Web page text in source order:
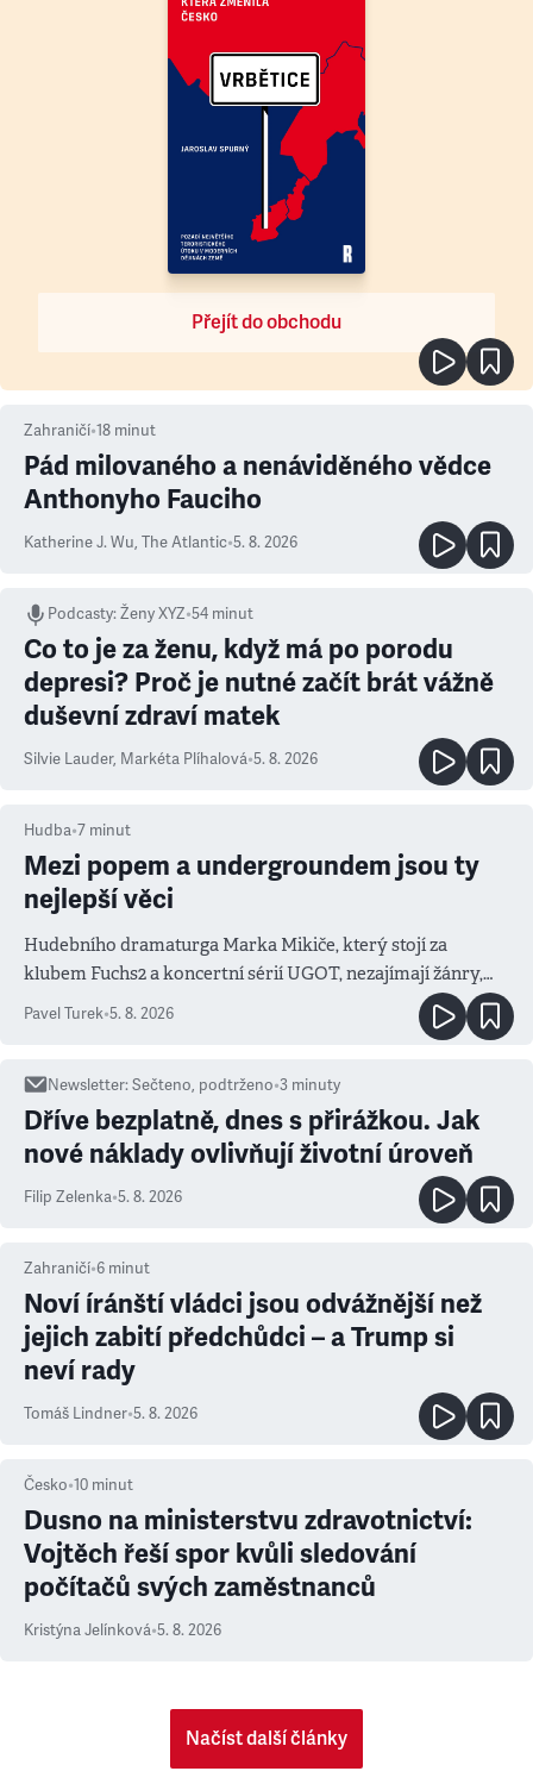
Přejít do obchodu
Zahraničí•18 minut
Pád milovaného a nenáviděného vědce
Anthonyho Fauciho
Katherine J. Wu, The Atlantic•5. 8. 2026
Podcasty:Ženy XYZ•54 minut
Co to je za ženu, když má po porodu
depresi? Proč je nutné začít brát vážně
duševní zdraví matek
Silvie Lauder, Markéta Plíhalová•5. 8. 2026
Hudba•7 minut
Mezi popem a undergroundem jsou ty
nejlepší věci
Hudebního dramaturga Marka Mikiče, který stojí za
klubem Fuchs2 a koncertní sérií UGOT, nezajímají žánry,
ale atmosféra
Pavel Turek•5. 8. 2026
Newsletter:Sečteno, podtrženo•3 minuty
Dříve bezplatně, dnes s přirážkou. Jak
nové náklady ovlivňují životní úroveň
Filip Zelenka•5. 8. 2026
Zahraničí•6 minut
Noví íránští vládci jsou odvážnější než
jejich zabití předchůdci – a Trump si
neví rady
Tomáš Lindner•5. 8. 2026
Česko•10 minut
Dusno na ministerstvu zdravotnictví:
Vojtěch řeší spor kvůli sledování
počítačů svých zaměstnanců
Kristýna Jelínková•5. 8. 2026
Načíst další články